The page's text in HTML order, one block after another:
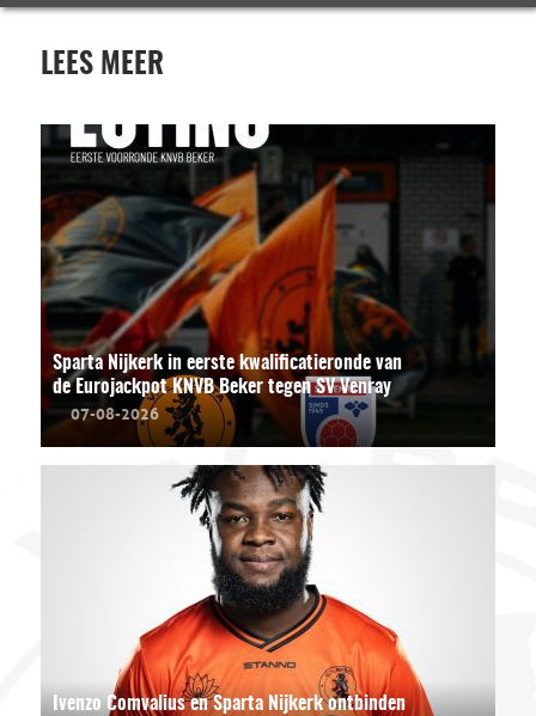
LEES MEER
Sparta Nijkerk in eerste kwalificatieronde van
de Eurojackpot KNVB Beker tegen SV Venray
07-08-2026
Ivenzo Comvalius en Sparta Nijkerk ontbinden